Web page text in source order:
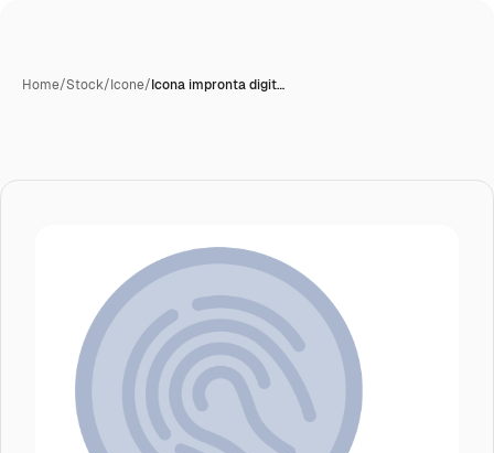
Home/Stock/Icone/Icona impronta digit…